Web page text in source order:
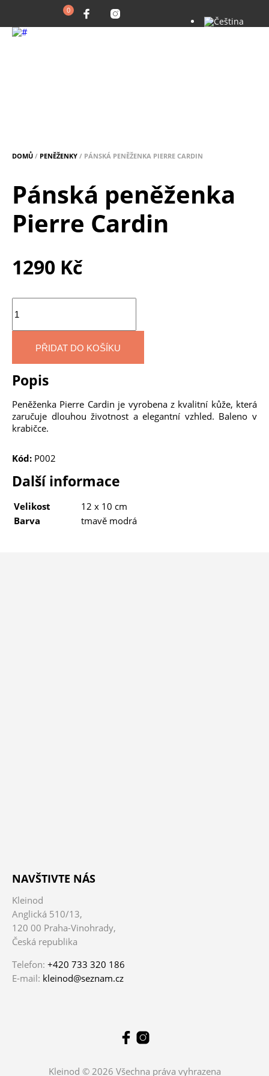
0
DOMŮ / PENĚŽENKY / PÁNSKÁ PENĚŽENKA PIERRE CARDIN
Pánská peněženka
Pierre Cardin
1290 Kč
PŘIDAT DO KOŠÍKU
Popis
Peněženka Pierre Cardin je vyrobena z kvalitní kůže, která
zaručuje dlouhou životnost a elegantní vzhled. Baleno v
krabičce.
Kód: P002
Další informace
Velikost
12 x 10 cm
Barva
tmavě modrá
NAVŠTIVTE NÁS
Kleinod
Anglická 510/13,
120 00 Praha-Vinohrady,
Česká republika
Telefon: +420 733 320 186
E-mail: kleinod@seznam.cz
Kleinod © 2026 Všechna práva vyhrazena